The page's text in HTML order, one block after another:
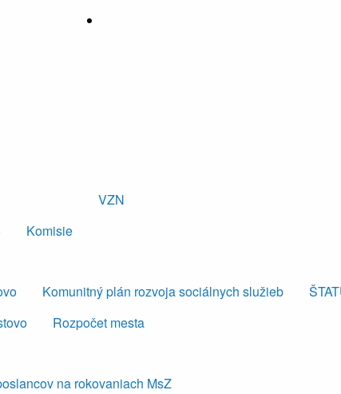
Komisie
VZN
Komunitný plán rozvoja sociálnych služieb
Rozpočet mesta
na rokovaniach MsZ